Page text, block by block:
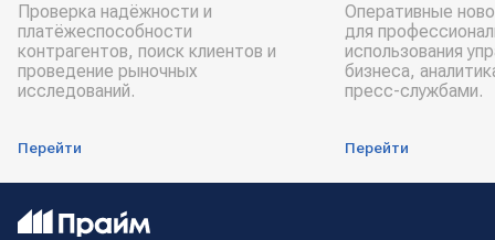
Проверка надёжности и
платёжеспособности
контрагентов, поиск клиентов и
проведение рыночных
исследований.
Перейти
Оперативные
для
использования
бизнеса,
пресс-службами.
Перейти